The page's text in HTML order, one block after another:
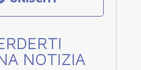
NOTIZIA